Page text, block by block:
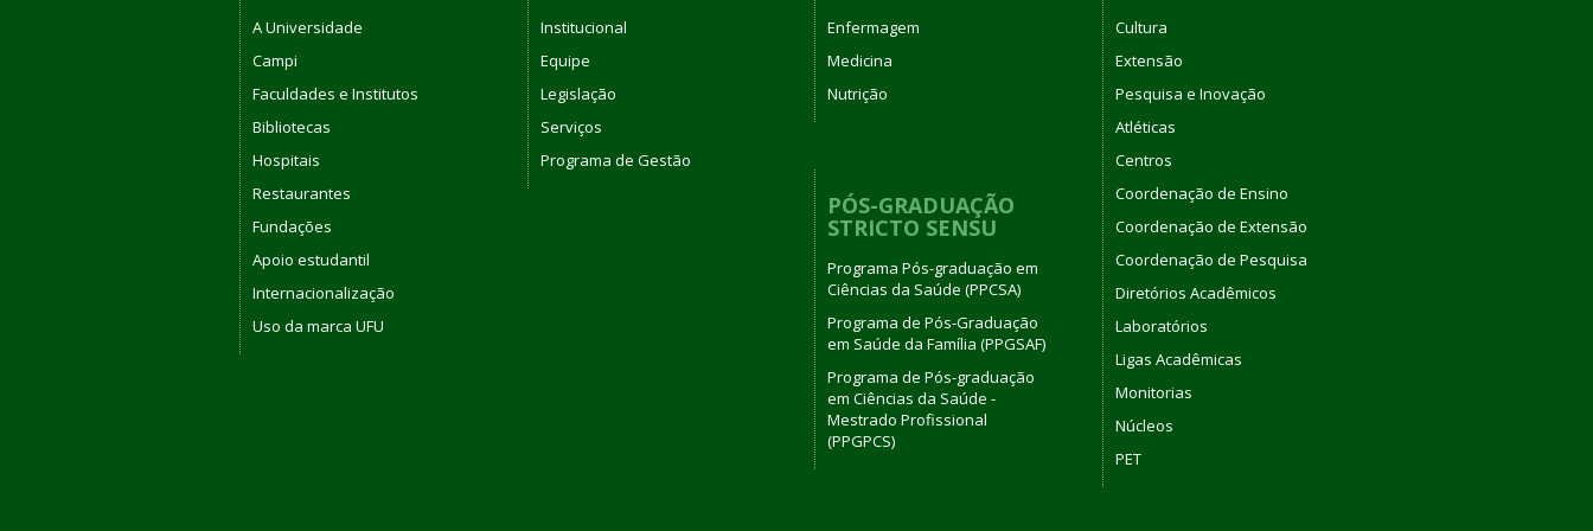
A Universidade
Campi
Faculdades e Institutos
Bibliotecas
Hospitais
Restaurantes
Fundações
Apoio estudantil
Internacionalização
Uso da marca UFU
Institucional
Equipe
Legislação
Serviços
Programa de Gestão
Enfermagem
Medicina
Nutrição
PÓS-GRADUAÇÃO
STRICTO SENSU
Programa Pós-graduação em
Ciências da Saúde (PPCSA)
Programa de Pós-Graduação
em Saúde da Família (PPGSAF)
Programa de Pós-graduação
em Ciências da Saúde -
Mestrado Profissional
(PPGPCS)
Cultura
Extensão
Pesquisa e Inovação
Atléticas
Centros
Coordenação de Ensino
Coordenação de Extensão
Coordenação de Pesquisa
Diretórios Acadêmicos
Laboratórios
Ligas Acadêmicas
Monitorias
Núcleos
PET